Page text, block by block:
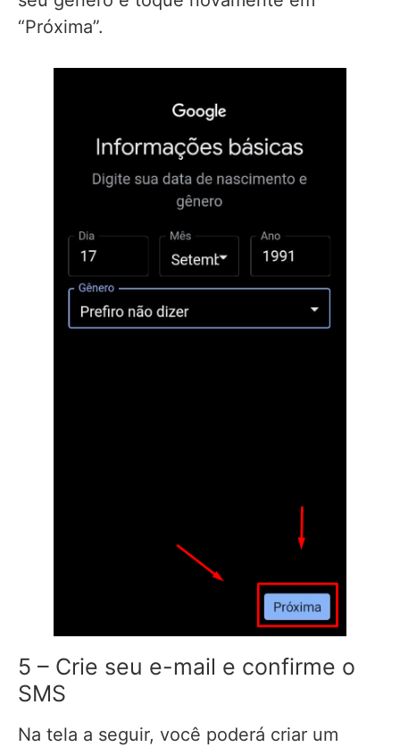
“Próxima”.
5 – Crie seu e-mail e confirme o
SMS
Na tela a seguir, você poderá criar um